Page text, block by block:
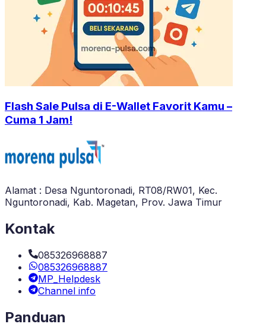
Flash Sale Pulsa di E-Wallet Favorit Kamu –
Cuma 1 Jam!
Alamat : Desa Nguntoronadi, RT08/RW01, Kec.
Nguntoronadi, Kab. Magetan, Prov. Jawa Timur
Kontak
085326968887
085326968887
MP_Helpdesk
Channel info
Panduan